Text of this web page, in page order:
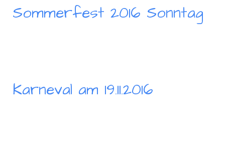
Sommerfest 2016 Sonntag
Karneval am 19.11.2016